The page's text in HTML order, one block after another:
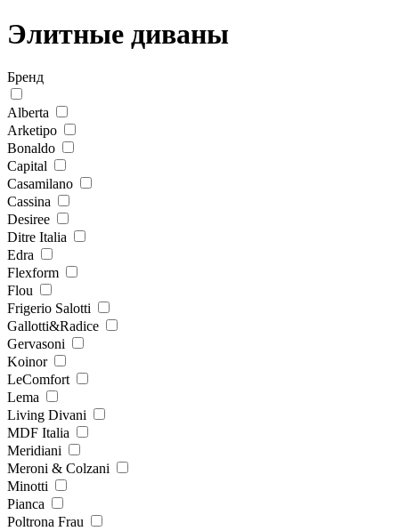
Элитные диваны
Бренд
Alberta
Arketipo
Bonaldo
Capital
Casamilano
Cassina
Desiree
Ditre Italia
Edra
Flexform
Flou
Frigerio Salotti
Gallotti&Radice
Gervasoni
Koinor
LeComfort
Lema
Living Divani
MDF Italia
Meridiani
Meroni & Colzani
Minotti
Pianca
Poltrona Frau